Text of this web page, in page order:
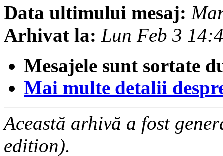
Data ultimului mesaj:
Arhivat la: Lun Feb 3
Mesajele sunt sortate
Mai multe detalii
Această arhivă a fost
edition).